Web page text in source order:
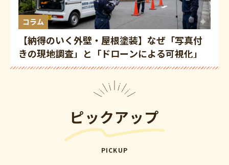
コラム
【納得のいく外壁・屋根塗装】なぜ「写真付
きの現地調査」と「ドローンによる可視化」
が必要なのか？根拠のある提案をしてくれる
ピックアップ
PICKUP